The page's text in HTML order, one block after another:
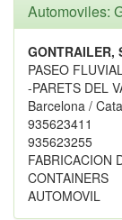
Automoviles:
GONTRAILER,
PASEO
-PARETS DEL
Barcelona /
935623411
935623255
FABRICACION
CONTAINERS
AUTOMOVIL